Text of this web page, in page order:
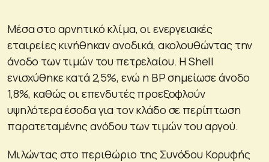
Μέσα στο αρνητικό κλίμα, οι ενεργειακές
εταιρείες κινήθηκαν ανοδικά, ακολουθώντας την
άνοδο των τιμών του πετρελαίου. Η Shell
ενισχύθηκε κατά 2,5%, ενώ η BP σημείωσε άνοδο
1,8%, καθώς οι επενδυτές προεξοφλούν
υψηλότερα έσοδα για τον κλάδο σε περίπτωση
παρατεταμένης ανόδου των τιμών του αργού.
Μιλώντας στο περιθώριο της Συνόδου Κορυφής